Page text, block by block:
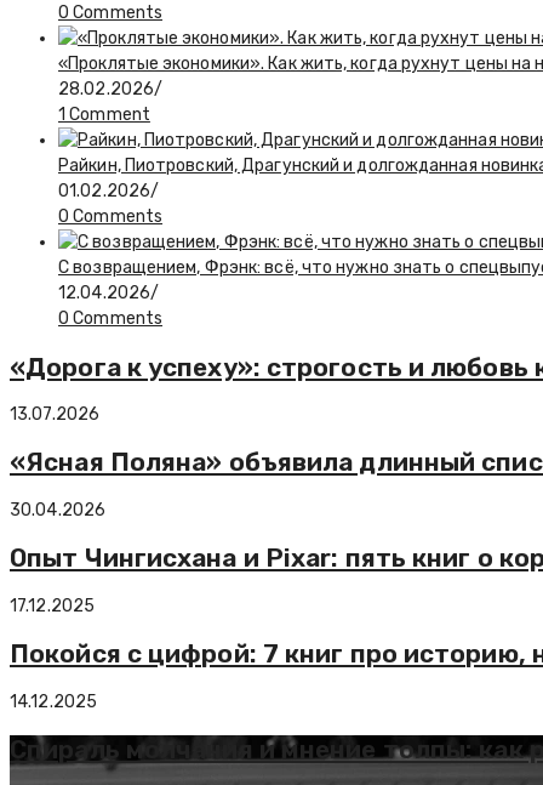
0 Comments
«Проклятые экономики». Как жить, когда рухнут цены на
28.02.2026/
1 Comment
Райкин, Пиотровский, Драгунский и долгожданная
01.02.2026/
0 Comments
С возвращением, Фрэнк: всё, что нужно знать о
12.04.2026/
0 Comments
«Дорога к успеху»: строгость и
13.07.2026
«Ясная Поляна» объявила длинный
30.04.2026
Опыт Чингисхана и Pixar: пять книг о
17.12.2025
Покойся с цифрой: 7 книг про историю,
14.12.2025
Спираль молчания и мнение толпы: